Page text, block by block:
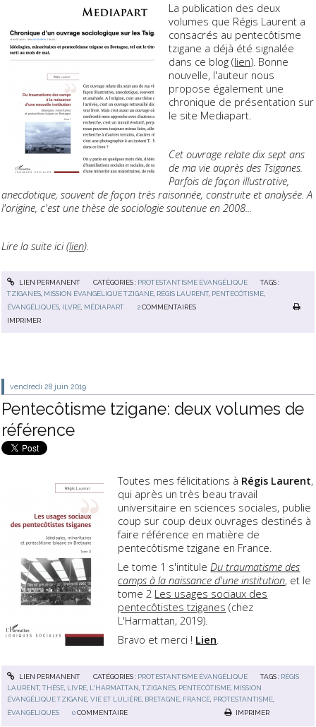
La publication des deux
volumes que Régis Laurent a
consacrés au pentecôtisme
tzigane a déjà été signalée
dans ce blog (lien). Bonne
nouvelle, l'auteur nous
propose également une
chronique de présentation sur
le site Mediapart.
Cet ouvrage relate dix sept ans
de ma vie auprès des Tsiganes.
Parfois de façon illustrative,
anecdotique, souvent de façon très raisonnée, construite et analysée. A
l'origine, c'est une thèse de sociologie soutenue en 2008...
Lire la suite ici (lien).
LIEN PERMANENT CATÉGORIES : PROTESTANTISME ÉVANGÉLIQUE
TAGS :
TZIGANES, MISSION ÉVANGÉLIQUE TZIGANE, RÉGIS LAURENT, PENTECÔTISME,
ÉVANGÉLIQUES ILVRE MÉDIAPART 2 COMMENTAIRES
IMPRIMER
vendredi 28 juin 2019
Pentecôtisme tzigane: deux volumes de
référence
Toutes mes félicitations à Régis Laurent,
qui après un très beau travail
universitaire en sciences sociales, publie
coup sur coup deux ouvrages destinés à
faire référence en matière de
pentecôtisme tzigane en France.
Le tome 1 s'intitule Du traumatisme des
camps à la naissance d'une institution, et le
tome 2 Les usages sociaux des
pentecôtistes tziganes (chez
L'Harmattan, 2019).
Bravo et merci ! Lien
LIEN PERMANENT CATÉGORIES : PROTESTANTISME ÉVANGÉLIQUE TAGS : RÉGIS
LAURENT,THÈSE LIVRE L'HARMATTAN ,TZIGANES PENTECÔTISME MISSION
ÉVANGÉLIQUE TZIGANE ,VIE ET LULIÈRE BRETAGNE FRANCE PROTESTANTISME
ÉVANGÉLIQUES
0 COMMENTAIRE IMPRIMER